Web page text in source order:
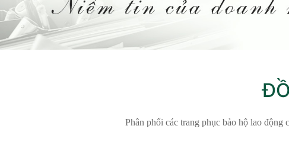
Phân phối các trang phục bảo hộ lao